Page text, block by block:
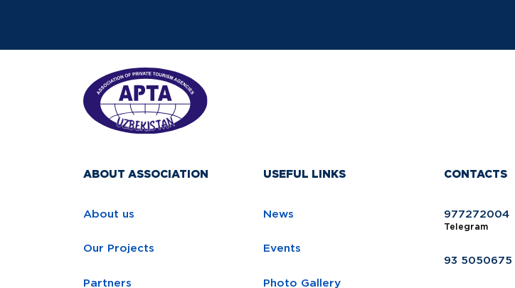
ABOUT ASSOCIATION
About us
Our Projects
Partners
USEFUL LINKS
News
Events
Photo Gallery
CONTACTS
977272004
Telegram
93 5050675